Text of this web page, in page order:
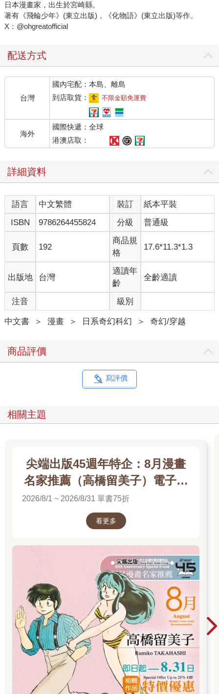
日本漫畫家，出生於宮崎縣。
著有《飛輪少年》(東立出版)，《化物語》(東立出版)等作。
X：@ohgreatofficial
配送方式
台灣
國內宅配：本島、離島
到店取貨：
不限金額免運費
海外
國際快遞：全球
港澳店取：
詳細資料
語言 中文繁體 裝訂
紙本平裝
ISBN
9786264455824 分級 普通級
頁數 192
商品規
格
17.6*11.3*1.3
出版地 台灣
適讀年
齡
全齡適讀
注音 級別
中文書 ＞ 漫畫 ＞ 日系奇幻科幻 ＞ 奇幻/穿越
商品評價
寫評價
相關主題
尖端出版45週年特企：8月漫畫
名家推薦（高橋留美子）電子書
展
2026/8/1 ~ 2026/8/31 單書75折
看更多